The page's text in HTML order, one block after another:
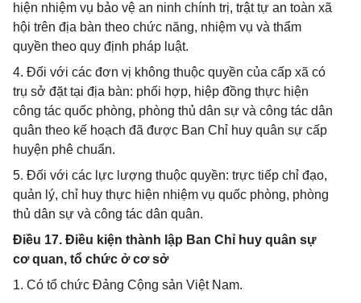
hiện nhiệm vụ bảo vệ an ninh chính trị, trật tự an toàn xã
hội trên địa bàn theo chức năng, nhiệm vụ và thẩm
quyền theo quy định pháp luật.
4. Đối với các đơn vị không thuộc quyền của cấp xã có
trụ sở đặt tại địa bàn: phối hợp, hiệp đồng thực hiện
công tác quốc phòng, phòng thủ dân sự và công tác dân
quân theo kế hoạch đã được Ban Chỉ huy quân sự cấp
huyện phê chuẩn.
5. Đối với các lực lượng thuộc quyền: trực tiếp chỉ đạo,
quản lý, chỉ huy thực hiện nhiệm vụ quốc phòng, phòng
thủ dân sự và công tác dân quân.
Điều 17. Điều kiện thành lập Ban Chỉ huy quân sự
cơ quan, tổ chức ở cơ sở
1. Có tổ chức Đảng Cộng sản Việt Nam.